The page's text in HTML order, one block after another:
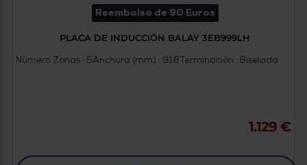
Reembolso de 90 Euros
PLACA DE INDUCCIÓN BALAY 3EB999LH
Número Zonas : 5Anchura (mm) : 918Terminación : Biselada
1.129 €